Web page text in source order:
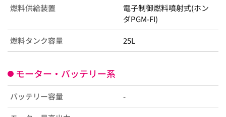
燃料供給装置
電子制御燃料噴射式(ホン
ダPGM-FI)
燃料タンク容量 25L
モーター・バッテリー系
バッテリー容量 -